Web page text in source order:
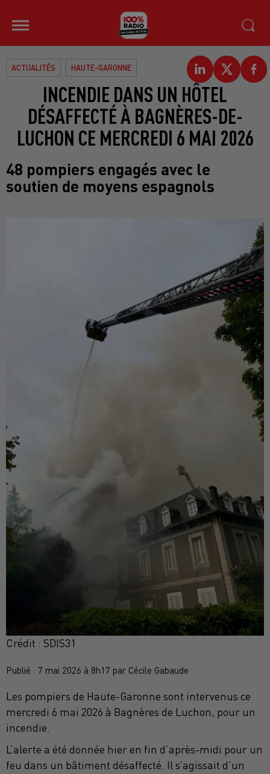
ACTUALITÉS HAUTE-GARONNE
INCENDIE DANS UN HÔTEL
DÉSAFFECTÉ À BAGNÈRES-DE-
LUCHON CE MERCREDI 6 MAI 2026
48 pompiers engagés avec le
soutien de moyens espagnols
Crédit : SDIS31
Publié : 7 mai 2026 à 8h17 par Cécile Gabaude
Les pompiers de Haute-Garonne sont intervenus ce
mercredi 6 mai 2026 à Bagnères de Luchon, pour un
incendie.
L’alerte a été donnée hier en fin d’après-midi pour un
feu dans un bâtiment désaffecté. Il s’agissait d’un